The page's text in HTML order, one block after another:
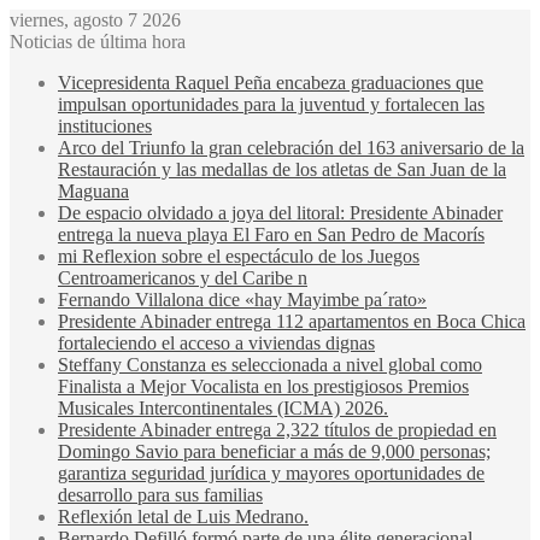
viernes, agosto 7 2026
Noticias de última hora
Vicepresidenta Raquel Peña encabeza graduaciones que
impulsan oportunidades para la juventud y fortalecen las
instituciones
Arco del Triunfo la gran celebración del 163 aniversario de la
Restauración y las medallas de los atletas de San Juan de la
Maguana
De espacio olvidado a joya del litoral: Presidente Abinader
entrega la nueva playa El Faro en San Pedro de Macorís
mi Reflexion sobre el espectáculo de los Juegos
Centroamericanos y del Caribe n
Fernando Villalona dice «hay Mayimbe pa´rato»
Presidente Abinader entrega 112 apartamentos en Boca Chica
fortaleciendo el acceso a viviendas dignas
Steffany Constanza es seleccionada a nivel global como
Finalista a Mejor Vocalista en los prestigiosos Premios
Musicales Intercontinentales (ICMA) 2026.
Presidente Abinader entrega 2,322 títulos de propiedad en
Domingo Savio para beneficiar a más de 9,000 personas;
garantiza seguridad jurídica y mayores oportunidades de
desarrollo para sus familias
Reflexión letal de Luis Medrano.